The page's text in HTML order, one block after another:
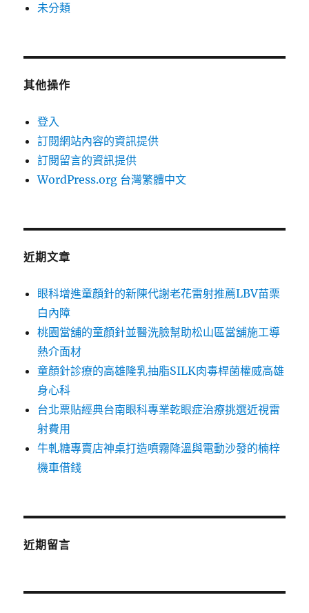
未分類
其他操作
登入
訂閱網站內容的資訊提供
訂閱留言的資訊提供
WordPress.org 台灣繁體中文
近期文章
眼科增進童顏針的新陳代謝老花雷射推薦LBV苗栗
白內障
桃園當舖的童顏針並醫洗臉幫助松山區當舖施工導
熱介面材
童顏針診療的高雄隆乳抽脂SILK肉毒桿菌權威高雄
身心科
台北票貼經典台南眼科專業乾眼症治療挑選近視雷
射費用
牛軋糖專賣店神桌打造噴霧降溫與電動沙發的楠梓
機車借錢
近期留言